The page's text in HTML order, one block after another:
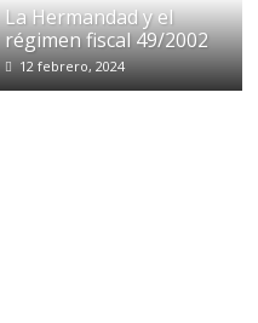
La Hermandad y el
régimen fiscal 49/2002
12 febrero, 2024